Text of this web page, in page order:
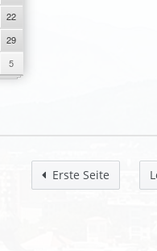
22
29
5
Erste Seite